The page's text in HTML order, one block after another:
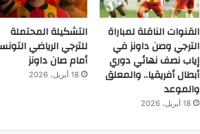
القنوات الناقلة لمباراة
الترجي وصن داونز في
إياب نصف نهائي دوري
أبطال أفريقيا.. والمعلق
والموعد
18 أبريل، 2026
التشكيلة المحتملة
للترجي الرياضي
أمام صان داونز
18 أبريل، 2026